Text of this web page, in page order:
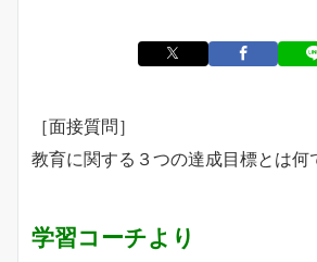
［面接質問］
教育に関する３つの達成目標とは何
学習コーチより